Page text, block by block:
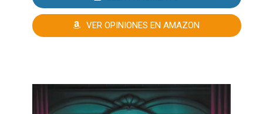
VER OPINIONES EN AMAZON